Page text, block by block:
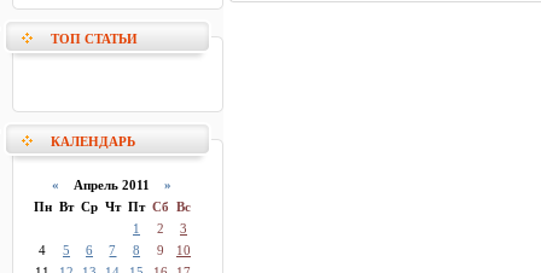
ТОП СТАТЬИ
КАЛЕНДАРЬ
« Апрель 2011»
Пн Вт Ср Чт Пт Сб Вс
1
2
3
4
5 6 7 8 9
10